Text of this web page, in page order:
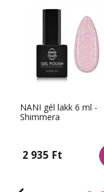
NANI gél lakk 6 ml -
Shimmera
2 935 Ft